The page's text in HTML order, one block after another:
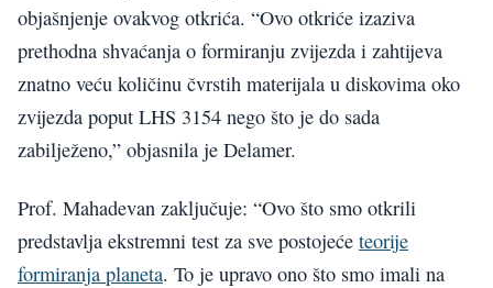
objašnjenje ovakvog otkrića. “Ovo otkriće izaziva
prethodna shvaćanja o formiranju zvijezda i zahtijeva
znatno veću količinu čvrstih materijala u diskovima oko
zvijezda poput LHS 3154 nego što je do sada
zabilježeno,” objasnila je Delamer.
Prof. Mahadevan zaključuje: “Ovo što smo otkrili
predstavlja ekstremni test za sve postojeće teorije
formiranja planeta. To je upravo ono što smo imali na